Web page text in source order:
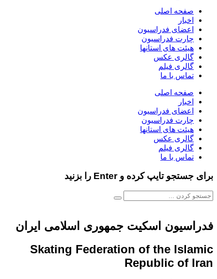
صفحه اصلی
اخبار
اعضای فدراسیون
چارت فدراسیون
هیئت های استانها
گالری عکس
گالری فیلم
تماس با ما
صفحه اصلی
اخبار
اعضای فدراسیون
چارت فدراسیون
هیئت های استانها
گالری عکس
گالری فیلم
تماس با ما
برای جستجو تایپ کرده و Enter را بزنید
فدراسیون اسکیت جمهوری اسلامی ایران
Skating Federation of the Islamic
Republic of Iran